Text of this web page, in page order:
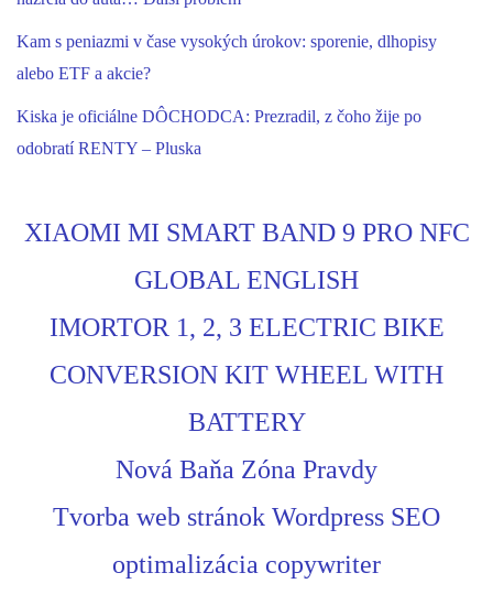
Kam s peniazmi v čase vysokých úrokov: sporenie, dlhopisy
alebo ETF a akcie?
Kiska je oficiálne DÔCHODCA: Prezradil, z čoho žije po
odobratí RENTY – Pluska
XIAOMI MI SMART BAND 9 PRO NFC
GLOBAL ENGLISH
IMORTOR 1, 2, 3 ELECTRIC BIKE
CONVERSION KIT WHEEL WITH
BATTERY
Nová Baňa Zóna Pravdy
Tvorba web stránok Wordpress SEO
optimalizácia copywriter